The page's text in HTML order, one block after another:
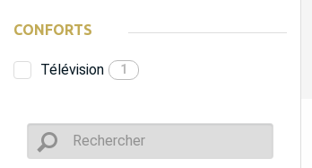
CONFORTS
Télévision 1